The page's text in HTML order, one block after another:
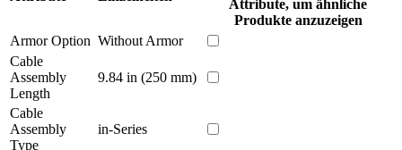
Attribute, um ähnliche
Produkte anzuzeigen
Armor Option Without Armor
Cable
Assembly
Length
9.84 in (250 mm)
Cable
Assembly
Type
in-Series